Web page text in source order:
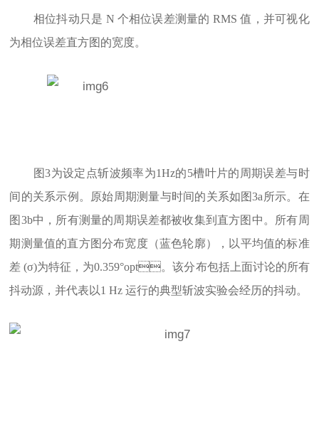
相位抖动只是 N 个相位误差测量的 RMS 值，并可视化
为相位误差直方图的宽度。
图3为设定点斩波频率为1Hz的5槽叶片的周期误差与时
间的关系示例。原始周期测量与时间的关系如图3a所示。在
图3b中，所有测量的周期误差都被收集到直方图中。所有周
期测量值的直方图分布宽度（蓝色轮廓），以平均值的标准
差 (σ)为特征，为0.359°opt。该分布包括上面讨论的所有
抖动源，并代表以1 Hz 运行的典型斩波实验会经历的抖动。